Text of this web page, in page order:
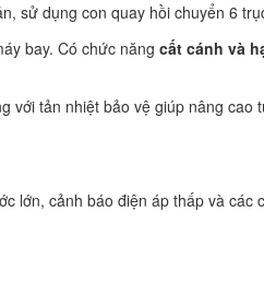
sử dụng con quay hồi chuyển 6
bay. Có chức năng cất cánh và
với tản nhiệt bảo vệ giúp nâng cao
lớn, cảnh báo điện áp thấp và các